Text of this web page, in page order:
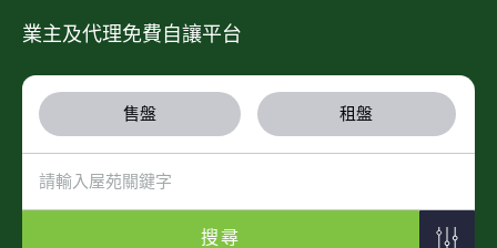
業主及代理免費自讓平台
售盤 租盤
搜尋